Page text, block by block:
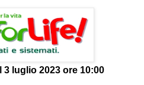
3 luglio 2023 ore 10:00